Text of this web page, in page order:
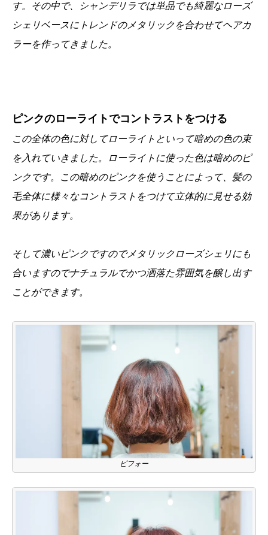
す。その中で、シャンデリラでは単品でも綺麗なローズ
シェリベースにトレンドのメタリックを合わせてヘアカ
ラーを作ってきました。
ピンクのローライトでコントラストをつける
この全体の色に対してローライトといって暗めの色の束
を入れていきました。ローライトに使った色は暗めのピ
ンクです。この暗めのピンクを使うことによって、髪の
毛全体に様々なコントラストをつけて立体的に見せる効
果があります。
そして濃いピンクですのでメタリックローズシェリにも
合いますのでナチュラルでかつ洒落た雰囲気を醸し出す
ことができます。
ビフォー